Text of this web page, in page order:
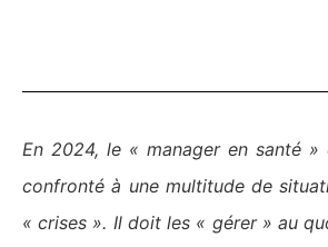
En 2024, le « manager en santé »
confronté à une multitude de
« crises ». Il doit les « gérer » au